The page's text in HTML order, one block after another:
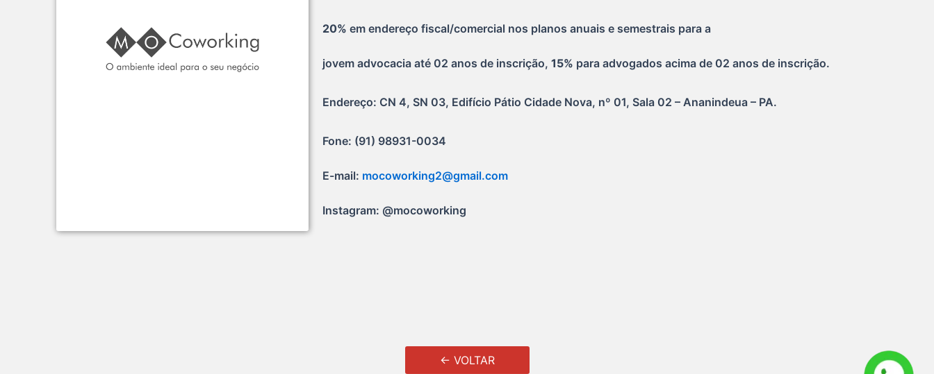
20% em endereço fiscal/comercial nos planos anuais e semestrais para a
jovem advocacia até 02 anos de inscrição, 15% para advogados acima de 02 anos de inscrição.
Endereço: CN 4, SN 03, Edifício Pátio Cidade Nova, nº 01, Sala 02 – Ananindeua – PA.
Fone: (91) 98931-0034
E-mail: mocoworking2@gmail.com
Instagram: @mocoworking
← VOLTAR